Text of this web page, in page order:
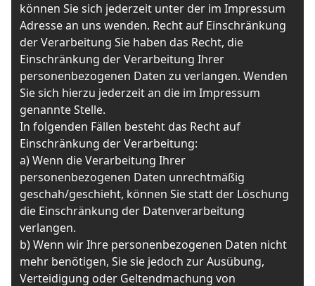
können Sie sich jederzeit unter der im Impressum
Adresse an uns wenden. Recht auf Einschränkung
der Verarbeitung Sie haben das Recht, die
Einschränkung der Verarbeitung Ihrer
personenbezogenen Daten zu verlangen. Wenden
Sie sich hierzu jederzeit an die im Impressum
genannte Stelle.
In folgenden Fällen besteht das Recht auf
Einschränkung der Verarbeitung:
a) Wenn die Verarbeitung Ihrer
personenbezogenen Daten unrechtmäßig
geschah/geschieht, können Sie statt der Löschung
die Einschränkung der Datenverarbeitung
verlangen.
b) Wenn wir Ihre personenbezogenen Daten nicht
mehr benötigen, Sie sie jedoch zur Ausübung,
Verteidigung oder Geltendmachung von